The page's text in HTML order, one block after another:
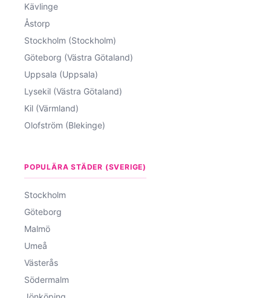
Kävlinge
Åstorp
Stockholm (Stockholm)
Göteborg (Västra Götaland)
Uppsala (Uppsala)
Lysekil (Västra Götaland)
Kil (Värmland)
Olofström (Blekinge)
POPULÄRA STÄDER (SVERIGE)
Stockholm
Göteborg
Malmö
Umeå
Västerås
Södermalm